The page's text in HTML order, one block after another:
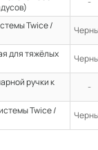
Twice /
для тяжёлых
ручки к
-
Twice /